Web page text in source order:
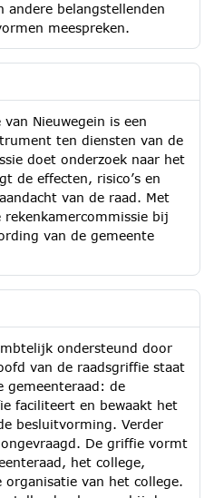
andere belangstellenden
meespreken.
Nieuwegein is een
ten diensten van de
doet onderzoek naar het
de effecten, risico’s en
van de raad. Met
bij
van de gemeente
ondersteund door
van de raadsgriffie staat
gemeenteraad: de
faciliteert en bewaakt het
besluitvorming. Verder
De griffie vormt
het college,
van het college.